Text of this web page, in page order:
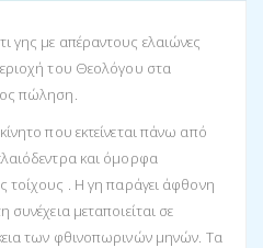
γης με απέραντους ελαιώνες
του Θεολόγου στα
πώληση.
που εκτείνεται πάνω από
και όμορφα
τοίχους . Η γη παράγει άφθονη
μεταποιείται σε
των φθινοπωρινών μηνών. Τα